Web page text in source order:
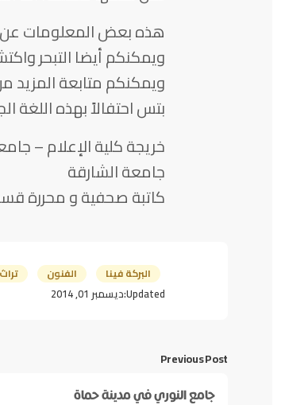
هذه بعض المعلومات عن
ويمكنكم أيضا التبحر
ويمكنكم متابعة المزيد
بتس احتفالاً بهذه اللغة
خريجة كلية الإعلام –
جامعة الشارقة
كاتبة صحفية و محررة
البركة فينا الفنون
Updated:ديسمبر 01, 2014
Previous Post
جامع النوري في مدينة حماة